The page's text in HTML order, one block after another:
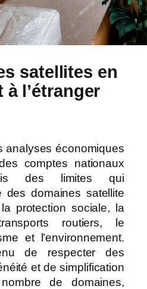
satellites en
à l’étranger
analyses économiques
comptes nationaux
des limites qui
des domaines satellite
protection sociale, la
routiers, le
et l’environnement.
de respecter des
et de simplification
de domaines,